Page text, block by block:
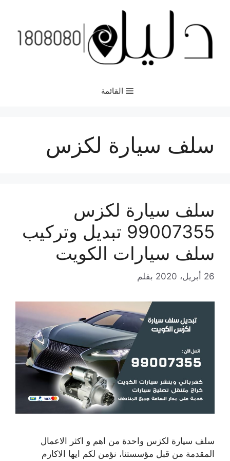
المحتوى
القائمة
سلف سيارة لكزس
سلف سيارة لكزس
99007355 تبديل وتركيب
سلف سيارات الكويت
26 أبريل، 2020 بقلم
سلف سيارة لكزس واحدة من اهم و اكثر الاعمال
المقدمة من قبل مؤسستنا، نؤمن لكم ايها الاكارم